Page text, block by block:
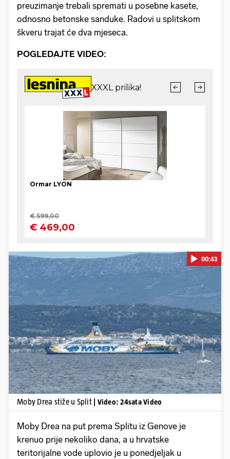
preuzimanje trebali spremati u posebne kasete,
odnosno betonske sanduke. Radovi u splitskom
škveru trajat će dva mjeseca.
POGLEDAJTE VIDEO:
Pokretanje videa...
00:43
Moby Drea stiže u Split | Video: 24sata Video
Moby Drea na put prema Splitu iz Genove je
krenuo prije nekoliko dana, a u hrvatske
teritorijalne vode uplovio je u ponedjeljak u